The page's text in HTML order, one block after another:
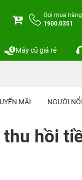
Gọi mua hàng
1900.0351
Máy cũ giá rẻ
MÃI NGƯỜI
hồi